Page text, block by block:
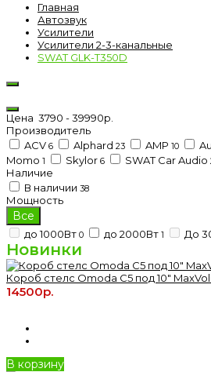
Главная
Автозвук
Усилители
Усилители 2-3-канальные
SWAT GLK-T350D
Цена 3790 -39990р.
Производитель
ACV 6 Alphard 23 AMP 10
Momo 1 Skylor 6 SWAT Car Audio
Наличие
В наличии 38
Мощность
Все
до 1000Вт 0 до 2000Вт 1 До
Новинки
Короб стелс Omoda C5 под 10"
14500р.
В корзину